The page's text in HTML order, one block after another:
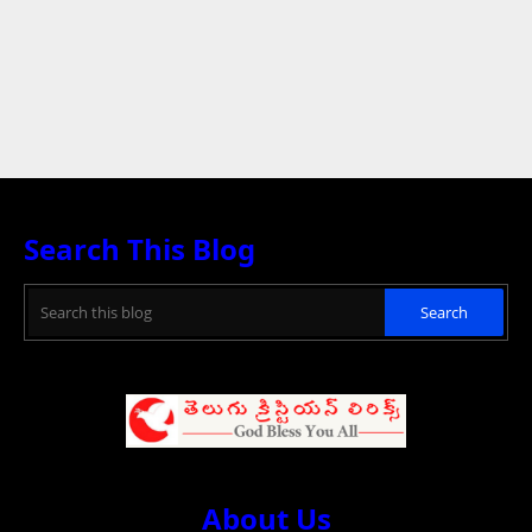
Search This Blog
About Us